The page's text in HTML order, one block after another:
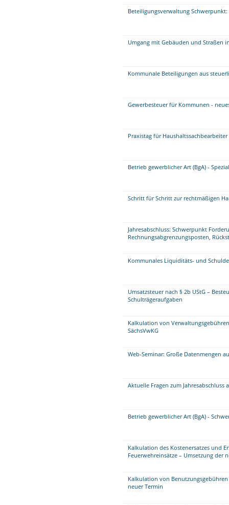
Beteiligungsverwaltung
Umgang mit Gebäuden und Straßen
Kommunale Beteiligungen aus
Gewerbesteuer für Kommunen -
Praxistag für
Betrieb gewerblicher Art (BgA) -
Schritt für Schritt zur rechtmäßigen
Jahresabschluss: Schwerpunkt
Rechnungsabgrenzungsposten,
Kommunales Liquiditäts- und
Umsatzsteuer nach § 2b UStG –
Schulträgeraufgaben
Kalkulation von
SächsVwKG
Web-Seminar: Große Datenmengen
Aktuelle Fragen zum Jahresabschluss
Betrieb gewerblicher Art (BgA) -
Kalkulation des Kostenersatzes und
Feuerwehreinsätze – Umsetzung der
Kalkulation von
neuer Termin